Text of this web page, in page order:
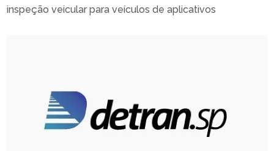
inspeção veicular para veículos de aplicativos